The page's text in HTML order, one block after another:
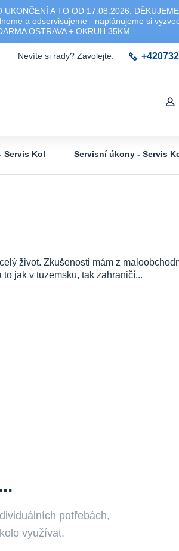
A TO OD 17.08.2026.
a odservisujeme - naplánujeme si
OSTRAVA + OKRUH 35KM.
Nevíte si rady? Zavolejte.
Kol Servisní úkony - Servis
život. Zkušenosti mám z
jak v tuzemsku, tak zahraničí...
potřebách,
využívat.